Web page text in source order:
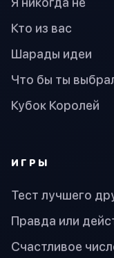
Кто из вас
Шарады идеи
Что бы ты
Кубок Королей
ИГРЫ
Тест лучшего
Правда или
Счастливое